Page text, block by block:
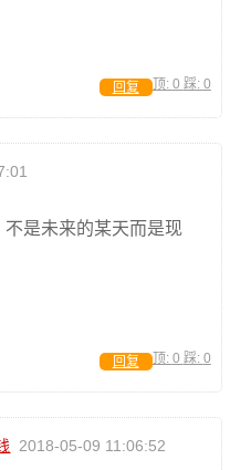
顶: 0 踩: 0
回复
是未来的某天而是现
顶: 0 踩: 0
回复
2018-05-09 11:06:52